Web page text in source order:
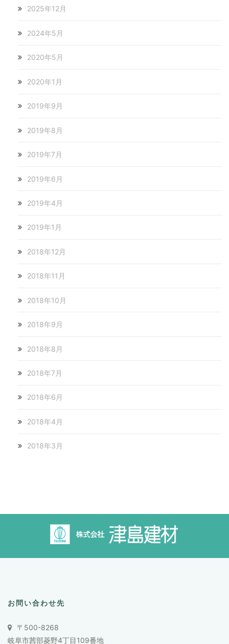
2025年12月
2024年5月
2020年5月
2020年1月
2019年9月
2019年8月
2019年7月
2019年6月
2019年4月
2019年1月
2018年12月
2018年11月
2018年10月
2018年9月
2018年8月
2018年7月
2018年6月
2018年4月
2018年3月
お問い合わせ先
〒500-8268
岐阜市茜部菱野4丁目109番地